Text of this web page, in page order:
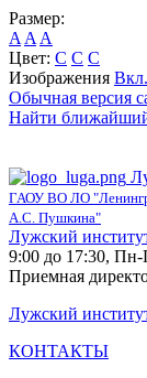
Размер:
A A A
Цвет: C C C
Изображения Вкл.
Обычная версия
Найти
ГАОУ ВО ЛО
А.С. Пушкина"
Лужский
9:00 до 17:30,
Приемная
Лужский
КОНТАКТЫ